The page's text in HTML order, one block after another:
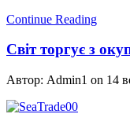
Continue Reading
Світ торгує з
Автор: Admin1 on 14